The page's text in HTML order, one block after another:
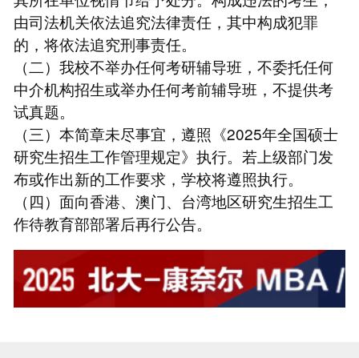
由司法机关依法追究法律责任，其中构成犯罪
的，将依法追究刑事责任。
（二）我校不举办任何考研辅导班，不委托任何
中介机构招生或举办任何考前辅导班，不提供考
试真题。
（三）本简章未尽事宜，遵照《2025年全国硕士
研究生招生工作管理规定》执行。若上级部门发
布或作出新的工作要求，学校将遵照执行。
（四）面向香港、澳门、台湾地区研究生招生工
作待教育部部署后再行公告。